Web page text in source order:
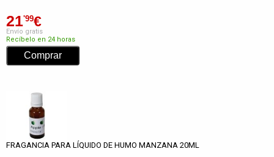
21'99€
Envío gratis
Recíbelo en 24 horas
FRAGANCIA PARA LÍQUIDO DE HUMO MANZANA 20ML